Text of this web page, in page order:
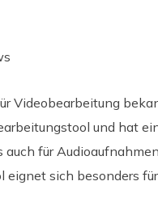
Videobearbeitung
und hat
auch für
eignet sich besonders